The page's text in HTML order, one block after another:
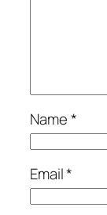
Name*
Email*